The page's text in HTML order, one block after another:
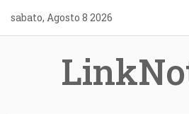
content
sabato, Agosto 8 2026